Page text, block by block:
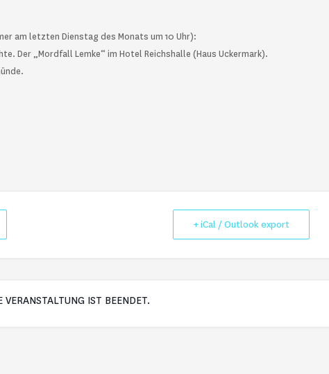
am letzten Dienstag des Monats um 10 Uhr):
Der „Mordfall Lemke“ im Hotel Reichshalle (Haus Uckermark).
+ iCal / Outlook export
VERANSTALTUNG IST BEENDET.